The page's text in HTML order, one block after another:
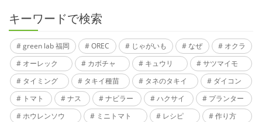
キーワードで検索
green lab 福岡 OREC じゃがいも なぜ
オクラ
オーレック
カボチャ キュウリ
サツマイモ
タイミング
タキイ種苗 タネのタキイ
ダイコン
トマト
ナス ナビラー ハクサイ
プランター
ホウレンソウ
ミニトマト レシピ
作り方